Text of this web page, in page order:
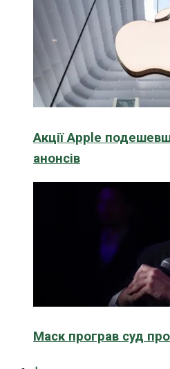
Акції Apple
анонсів
Маск програв суд